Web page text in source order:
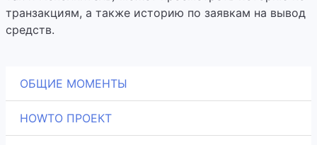
транзакциям, а также историю по заявкам на вывод
средств.
ОБЩИЕ МОМЕНТЫ
HOWTO ПРОЕКТ